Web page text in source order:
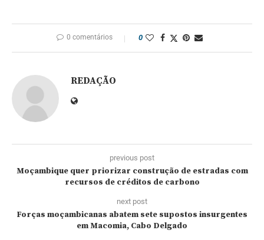
0 comentários 0
REDAÇÃO
previous post
Moçambique quer priorizar construção de estradas com
recursos de créditos de carbono
next post
Forças moçambicanas abatem sete supostos insurgentes
em Macomia, Cabo Delgado